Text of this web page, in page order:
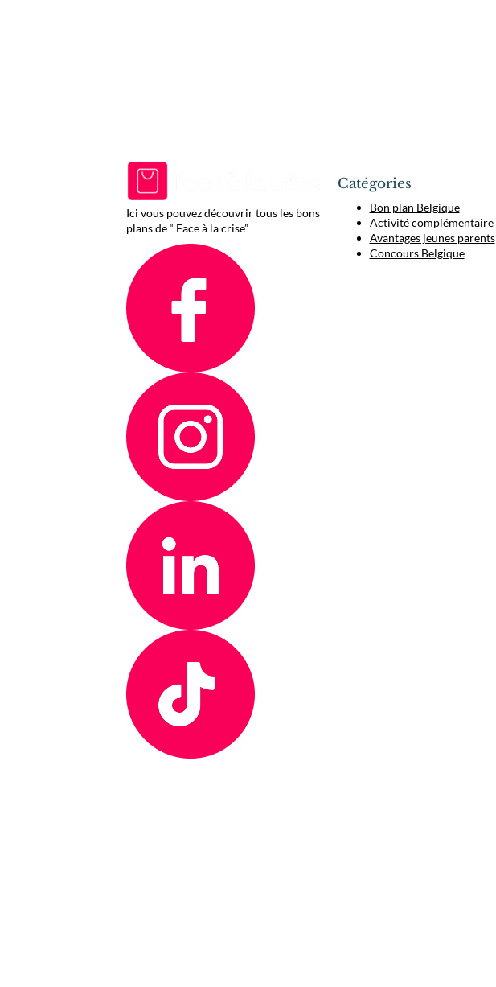
Ici vous pouvez découvrir tous les bons
plans de “ Face à la crise”
Catégories
Bon plan Belgique
Activité complémentaire
Avantages jeunes parents
Concours Belgique